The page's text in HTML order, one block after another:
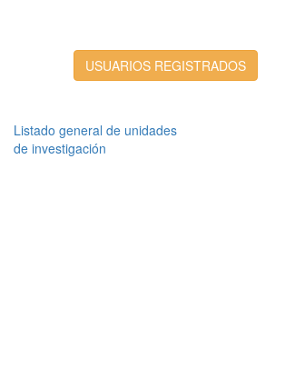
USUARIOS REGISTRADOS
Listado general de unidades
de investigación